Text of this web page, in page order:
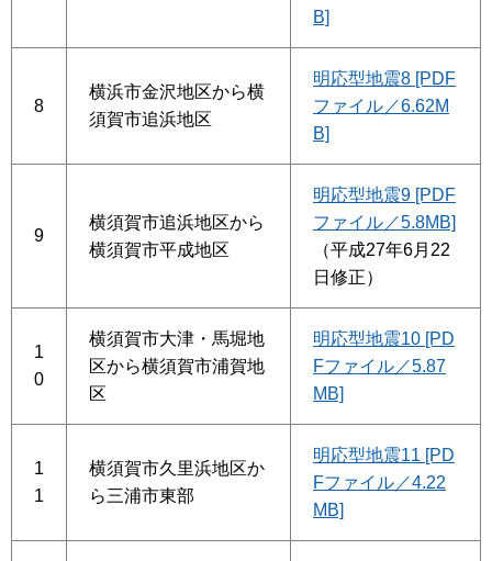
B]
8
横浜市金沢地区から横
須賀市追浜地区
明応型地震8 [PDF
ファイル／6.62M
B]
9
横須賀市追浜地区から
横須賀市平成地区
明応型地震9 [PDF
ファイル／5.8MB]
（平成27年6月22
日修正）
1
0
横須賀市大津・馬堀地
区から横須賀市浦賀地
区
明応型地震10 [PD
Fファイル／5.87
MB]
1
1
横須賀市久里浜地区か
ら三浦市東部
明応型地震11 [PD
Fファイル／4.22
MB]